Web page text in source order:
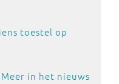
toestel op
Meer in het nieuws